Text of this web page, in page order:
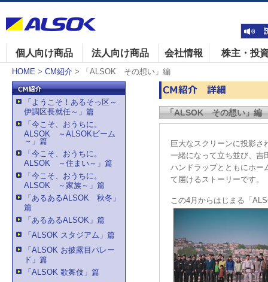
個人向け商品 法人向け商品 会社情報 株主・投
HOME > CM紹介 > 「ALSOK その想い」編
「ALSOK その想い」編
巨大なスクリーンに投影
一緒になって立ち並び、吉
ハンドラップとともにホー
て届けるストーリーです。
この4月からはじまる「
「ようこそ！あるそっ区～
伊調区長就任～」篇
「今こそ、おうちに。
ALSOK ～ALSOKビーム
～」篇
「今こそ、おうちに。
ALSOK ～住まい～」篇
「今こそ、おうちに。
ALSOK ～家族～」篇
「あるあるALSOK 秋冬」
篇
「あるあるALSOK」篇
「ALSOK スタジアム」篇
「ALSOK お披露目パレー
ド」篇
「ALSOK 歌舞伎」篇